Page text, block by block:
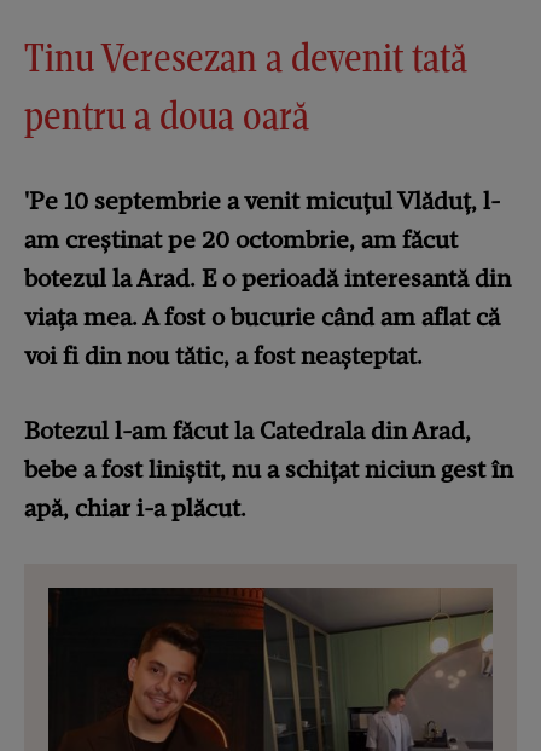
Tinu Veresezan a devenit tată
pentru a doua oară
'Pe 10 septembrie a venit micuțul Vlăduț, l-
am creștinat pe 20 octombrie, am făcut
botezul la Arad. E o perioadă interesantă din
viața mea. A fost o bucurie când am aflat că
voi fi din nou tătic, a fost neașteptat.
Botezul l-am făcut la Catedrala din Arad,
bebe a fost liniștit, nu a schițat niciun gest în
apă, chiar i-a plăcut.